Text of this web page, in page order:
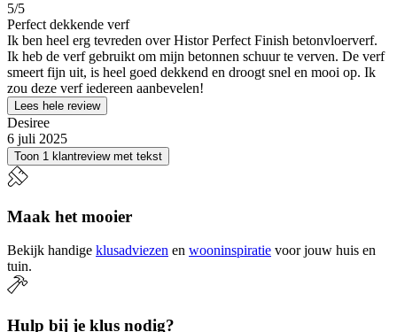
5/5
Perfect dekkende verf
Ik ben heel erg tevreden over Histor Perfect Finish betonvloerverf.
Ik heb de verf gebruikt om mijn betonnen schuur te verven. De verf
smeert fijn uit, is heel goed dekkend en droogt snel en mooi op. Ik
zou deze verf iedereen aanbevelen!
Lees hele review
Desiree
6 juli 2025
Toon 1 klantreview met tekst
Maak het mooier
Bekijk handige klusadviezen en wooninspiratie voor jouw huis en
tuin.
Hulp bij je klus nodig?